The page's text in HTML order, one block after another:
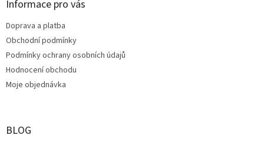
Informace pro vás
Doprava a platba
Obchodní podmínky
Podmínky ochrany osobních údajů
Hodnocení obchodu
Moje objednávka
BLOG